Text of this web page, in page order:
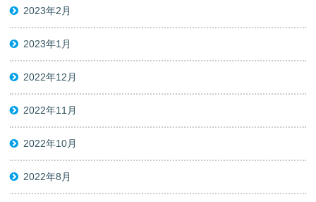
2023年2月
2023年1月
2022年12月
2022年11月
2022年10月
2022年8月